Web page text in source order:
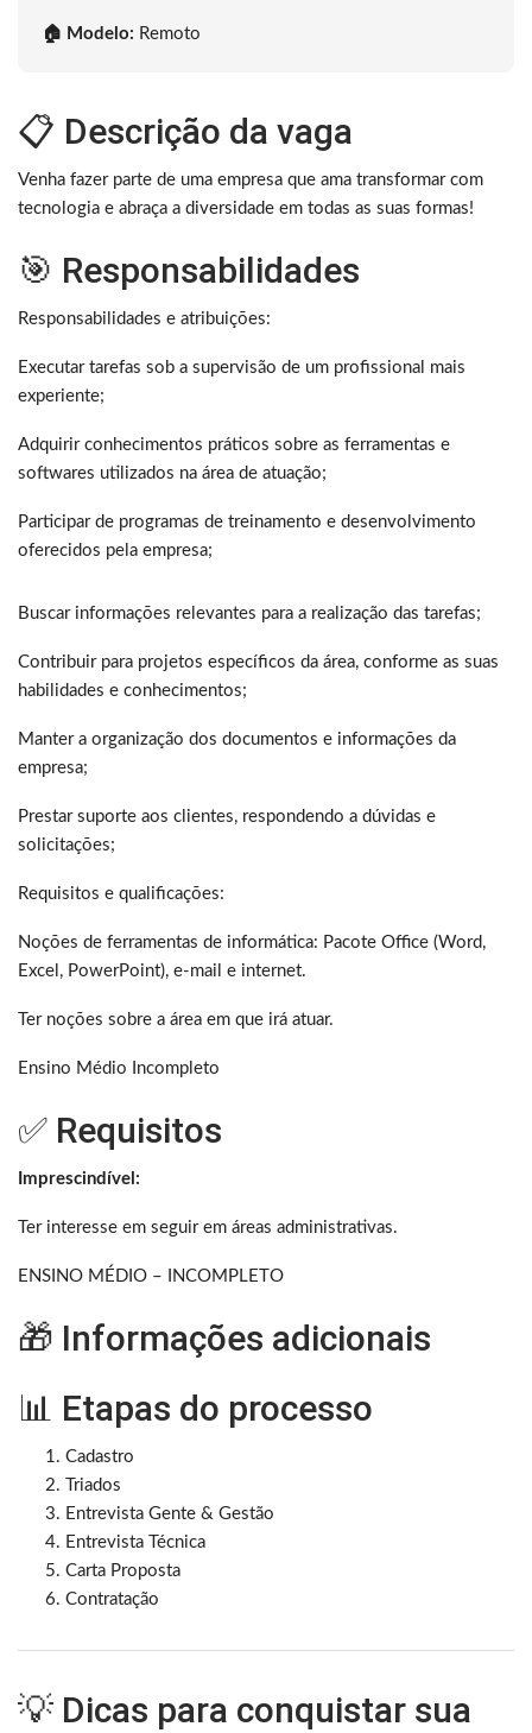
🏠 Modelo: Remoto
📋 Descrição da vaga
Venha fazer parte de uma empresa que ama transformar com
tecnologia e abraça a diversidade em todas as suas formas!
🎯 Responsabilidades
Responsabilidades e atribuições:
Executar tarefas sob a supervisão de um profissional mais
experiente;
Adquirir conhecimentos práticos sobre as ferramentas e
softwares utilizados na área de atuação;
Participar de programas de treinamento e desenvolvimento
oferecidos pela empresa;
Buscar informações relevantes para a realização das tarefas;
Contribuir para projetos específicos da área, conforme as suas
habilidades e conhecimentos;
Manter a organização dos documentos e informações da
empresa;
Prestar suporte aos clientes, respondendo a dúvidas e
solicitações;
Requisitos e qualificações:
Noções de ferramentas de informática: Pacote Office (Word,
Excel, PowerPoint), e-mail e internet.
Ter noções sobre a área em que irá atuar.
Ensino Médio Incompleto
✅ Requisitos
Imprescindível:
Ter interesse em seguir em áreas administrativas.
ENSINO MÉDIO – INCOMPLETO
🎁 Informações adicionais
📊 Etapas do processo
Cadastro
Triados
Entrevista Gente & Gestão
Entrevista Técnica
Carta Proposta
Contratação
💡 Dicas para conquistar sua